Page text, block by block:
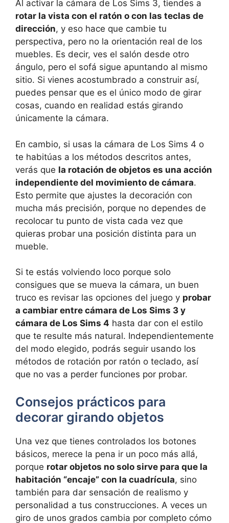
Al activar la cámara de Los Sims 3, tiendes a
rotar la vista con el ratón o con las teclas de
dirección, y eso hace que cambie tu
perspectiva, pero no la orientación real de los
muebles. Es decir, ves el salón desde otro
ángulo, pero el sofá sigue apuntando al mismo
sitio. Si vienes acostumbrado a construir así,
puedes pensar que es el único modo de girar
cosas, cuando en realidad estás girando
únicamente la cámara.
En cambio, si usas la cámara de Los Sims 4 o
te habitúas a los métodos descritos antes,
verás que la rotación de objetos es una acción
independiente del movimiento de cámara.
Esto permite que ajustes la decoración con
mucha más precisión, porque no dependes de
recolocar tu punto de vista cada vez que
quieras probar una posición distinta para un
mueble.
Si te estás volviendo loco porque solo
consigues que se mueva la cámara, un buen
truco es revisar las opciones del juego y probar
a cambiar entre cámara de Los Sims 3 y
cámara de Los Sims 4 hasta dar con el estilo
que te resulte más natural. Independientemente
del modo elegido, podrás seguir usando los
métodos de rotación por ratón o teclado, así
que no vas a perder funciones por probar.
Consejos prácticos para
decorar girando objetos
Una vez que tienes controlados los botones
básicos, merece la pena ir un poco más allá,
porque rotar objetos no solo sirve para que la
habitación “encaje” con la cuadrícula, sino
también para dar sensación de realismo y
personalidad a tus construcciones. A veces un
giro de unos grados cambia por completo cómo